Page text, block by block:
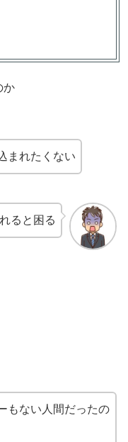
か
まれたくない
ると困る
もない人間だったの